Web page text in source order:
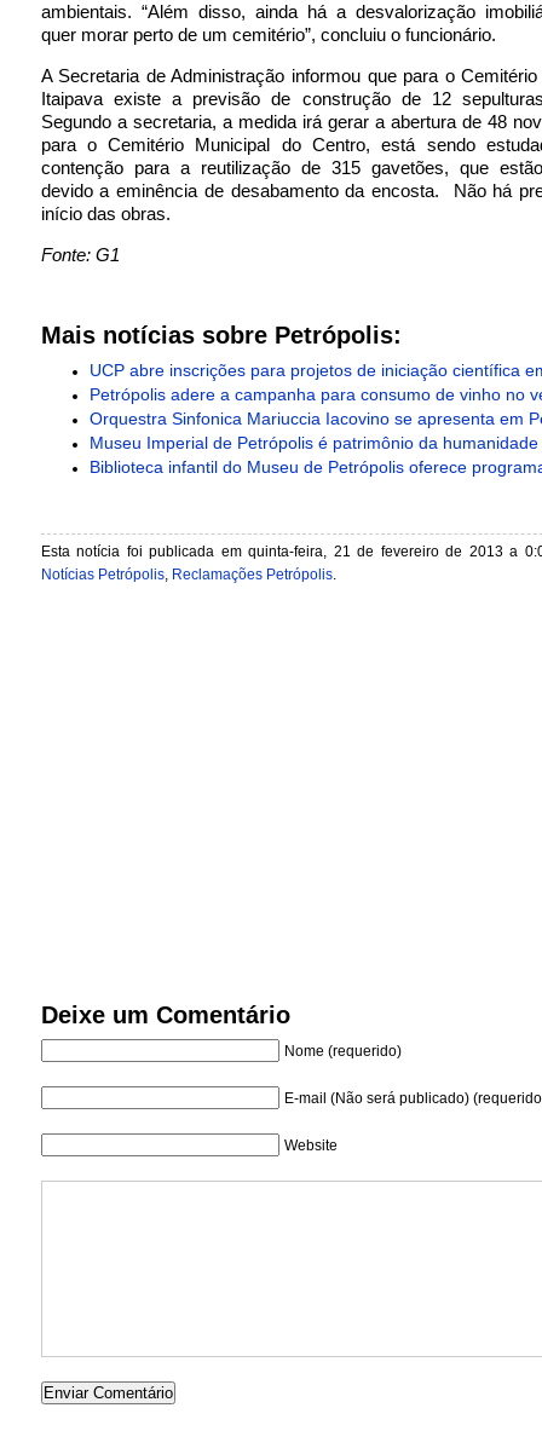
ambientais. “Além disso, ainda há a desvalorização
quer morar perto de um cemitério”, concluiu o funcionário.
A Secretaria de Administração informou que para o
Itaipava existe a previsão de construção de 12
Segundo a secretaria, a medida irá gerar a abertura de 48
para o Cemitério Municipal do Centro, está sendo
contenção para a reutilização de 315 gavetões, que
devido a eminência de desabamento da encosta. Não há
início das obras.
Fonte: G1
Mais notícias sobre Petrópolis:
UCP abre inscrições para projetos de iniciação científica
Petrópolis adere a campanha para consumo de vinho no
Orquestra Sinfonica Mariuccia Iacovino se apresenta em
Museu Imperial de Petrópolis é patrimônio da humanidade
Biblioteca infantil do Museu de Petrópolis oferece
Esta notícia foi publicada em quinta-feira, 21 de fevereiro de 2013 a
Notícias Petrópolis, Reclamações Petrópolis.
Deixe um Comentário
Nome (requerido)
E-mail (Não será publicado)
Website